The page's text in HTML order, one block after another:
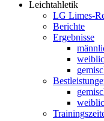
Leichtahletik
LG Limes-
Berichte
Ergebnisse